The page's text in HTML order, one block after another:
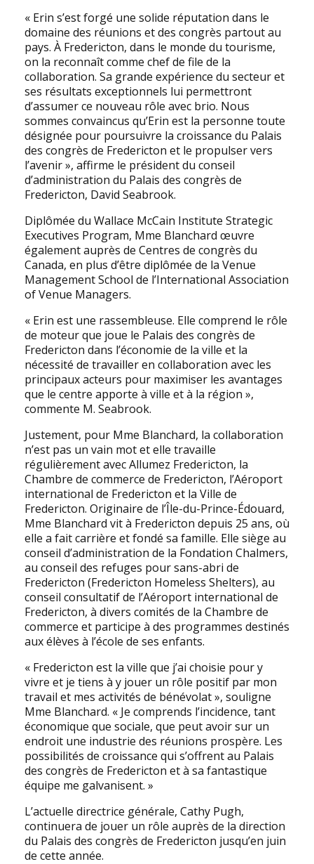
« Erin s’est forgé une solide réputation dans le
domaine des réunions et des congrès partout au
pays. À Fredericton, dans le monde du tourisme,
on la reconnaît comme chef de file de la
collaboration. Sa grande expérience du secteur et
ses résultats exceptionnels lui permettront
d’assumer ce nouveau rôle avec brio. Nous
sommes convaincus qu’Erin est la personne toute
désignée pour poursuivre la croissance du Palais
des congrès de Fredericton et le propulser vers
l’avenir », affirme le président du conseil
d’administration du Palais des congrès de
Fredericton, David Seabrook.
Diplômée du Wallace McCain Institute Strategic
Executives Program, Mme Blanchard œuvre
également auprès de Centres de congrès du
Canada, en plus d’être diplômée de la Venue
Management School de l’International Association
of Venue Managers.
« Erin est une rassembleuse. Elle comprend le rôle
de moteur que joue le Palais des congrès de
Fredericton dans l’économie de la ville et la
nécessité de travailler en collaboration avec les
principaux acteurs pour maximiser les avantages
que le centre apporte à ville et à la région »,
commente M. Seabrook.
Justement, pour Mme Blanchard, la collaboration
n’est pas un vain mot et elle travaille
régulièrement avec Allumez Fredericton, la
Chambre de commerce de Fredericton, l’Aéroport
international de Fredericton et la Ville de
Fredericton. Originaire de l’Île-du-Prince-Édouard,
Mme Blanchard vit à Fredericton depuis 25 ans, où
elle a fait carrière et fondé sa famille. Elle siège au
conseil d’administration de la Fondation Chalmers,
au conseil des refuges pour sans-abri de
Fredericton (Fredericton Homeless Shelters), au
conseil consultatif de l’Aéroport international de
Fredericton, à divers comités de la Chambre de
commerce et participe à des programmes destinés
aux élèves à l’école de ses enfants.
« Fredericton est la ville que j’ai choisie pour y
vivre et je tiens à y jouer un rôle positif par mon
travail et mes activités de bénévolat », souligne
Mme Blanchard. « Je comprends l’incidence, tant
économique que sociale, que peut avoir sur un
endroit une industrie des réunions prospère. Les
possibilités de croissance qui s’offrent au Palais
des congrès de Fredericton et à sa fantastique
équipe me galvanisent. »
L’actuelle directrice générale, Cathy Pugh,
continuera de jouer un rôle auprès de la direction
du Palais des congrès de Fredericton jusqu’en juin
de cette année.